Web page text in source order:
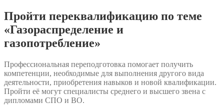
Пройти переквалификацию по теме
«Газораспределение и
газопотребление»
Профессиональная переподготовка помогает получить
компетенции, необходимые для выполнения другого вида
деятельности, приобретения навыков и новой квалификации.
Пройти её могут специалисты среднего и высшего звена с
дипломами СПО и ВО.